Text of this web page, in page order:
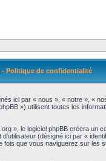
- Politique de confidentialité
ici par « nous », « notre », «
») utilisent toutes les
», le logiciel phpBB créera
(désigné ici par «
que vous naviguerez sur